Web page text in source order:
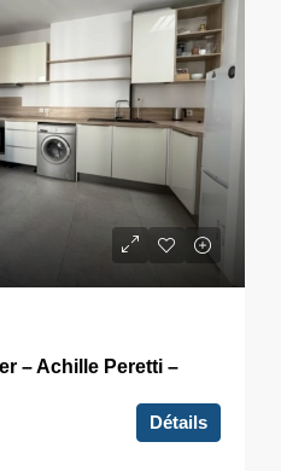
– Achille Peretti –
Détails